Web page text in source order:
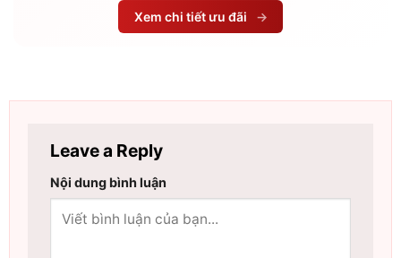
Xem chi tiết ưu đãi →
Leave a Reply
Nội dung bình luận